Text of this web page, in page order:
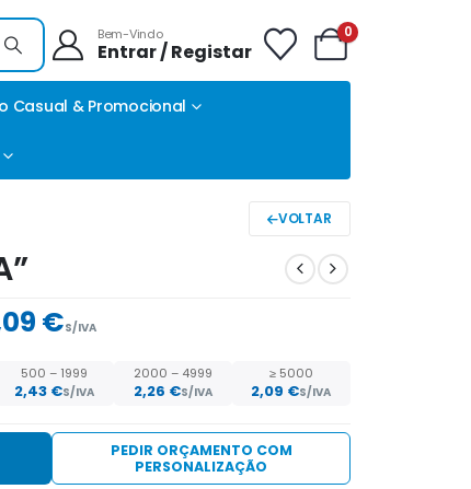
Bem-Vindo
Entrar / Registar
0
Casual & Promocional
VOLTAR
€S/IVA
500 – 1999
2,43 €S/IVA
2000 – 4999
2,26 €S/IVA
≥ 5000
2,09 €S/IVA
PEDIR ORÇAMENTO COM
PERSONALIZAÇÃO